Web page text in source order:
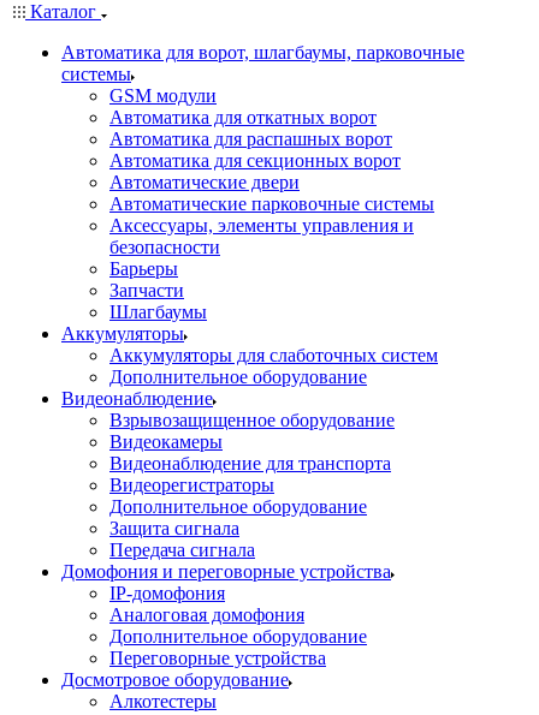
Каталог
Автоматика для ворот, шлагбаумы, парковочные
системы
GSM модули
Автоматика для откатных ворот
Автоматика для распашных ворот
Автоматика для секционных ворот
Автоматические двери
Автоматические парковочные системы
Аксессуары, элементы управления и
безопасности
Барьеры
Запчасти
Шлагбаумы
Аккумуляторы
Аккумуляторы для слаботочных систем
Дополнительное оборудование
Видеонаблюдение
Взрывозащищенное оборудование
Видеокамеры
Видеонаблюдение для транспорта
Видеорегистраторы
Дополнительное оборудование
Защита сигнала
Передача сигнала
Домофония и переговорные устройства
IP-домофония
Аналоговая домофония
Дополнительное оборудование
Переговорные устройства
Досмотровое оборудование
Алкотестеры